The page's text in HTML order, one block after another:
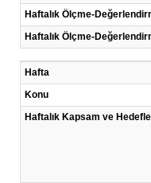
Haftalık Ölçme-
Haftalık Ölçme-
Hafta
Konu
Haftalık Kapsam ve